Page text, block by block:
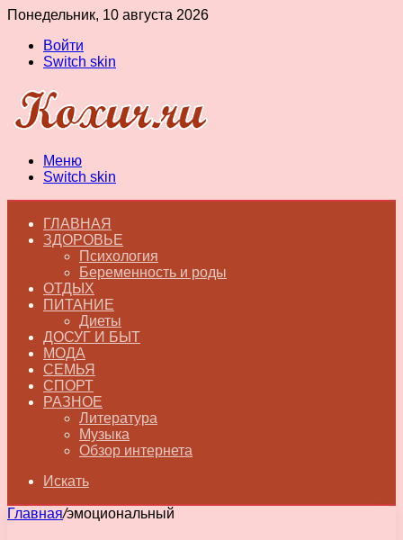
Понедельник, 10 августа 2026
Войти
Switch skin
Меню
Switch skin
ГЛАВНАЯ
ЗДОРОВЬЕ
Психология
Беременность и роды
ОТДЫХ
ПИТАНИЕ
Диеты
ДОСУГ И БЫТ
МОДА
СЕМЬЯ
СПОРТ
РАЗНОЕ
Литература
Музыка
Обзор интернета
Искать
Главная/эмоциональный